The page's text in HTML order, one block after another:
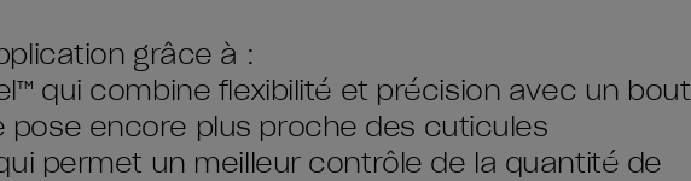
grâce à :
qui combine flexibilité et précision avec un bout
pose encore plus proche des cuticules
permet un meilleur contrôle de la quantité de